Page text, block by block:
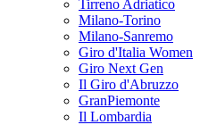
Tirreno Adriatico
Milano-Torino
Milano-Sanremo
Giro d'Italia Women
Giro Next Gen
Il Giro d'Abruzzo
GranPiemonte
Il Lombardia